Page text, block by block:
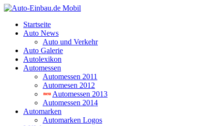
Startseite
Auto News
Auto und Verkehr
Auto Galerie
Autolexikon
Automessen
Automessen 2011
Automesen 2012
Automessen 2013
Automessen 2014
Automarken
Automarken Logos